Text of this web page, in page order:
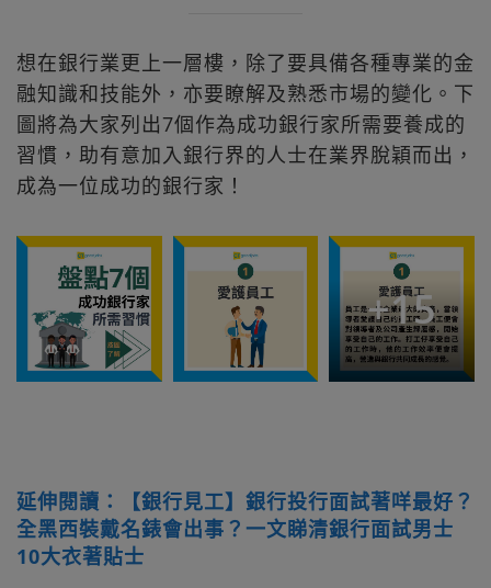
想在銀行業更上一層樓，除了要具備各種專業的金
融知識和技能外，亦要瞭解及熟悉市場的變化。下
圖將為大家列出7個作為成功銀行家所需要養成的
習慣，助有意加入銀行界的人士在業界脫穎而出，
成為一位成功的銀行家！
+15
延伸閱讀：【銀行見工】銀行投行面試著咩最好？
全黑西裝戴名錶會出事？一文睇清銀行面試男士
10大衣著貼士